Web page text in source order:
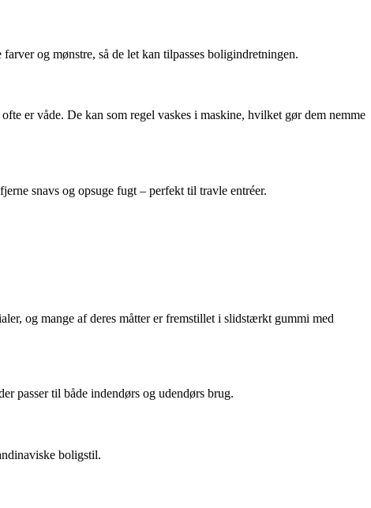
og mønstre, så de let kan tilpasses boligindretningen.
er våde. De kan som regel vaskes i maskine, hvilket gør dem nemme
snavs og opsuge fugt – perfekt til travle entréer.
og mange af deres måtter er fremstillet i slidstærkt gummi med
passer til både indendørs og udendørs brug.
boligstil.